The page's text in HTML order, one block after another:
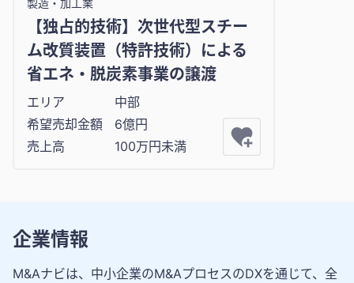
【独占的技術】次世代型スチー
ム改質装置（特許技術）による
省エネ・脱炭素事業の譲渡
エリア
中部
希望売却金額
6億円
売上高
100万円未満
企業情報
M&Aナビは、中小企業のM&AプロセスのDXを通じて、全